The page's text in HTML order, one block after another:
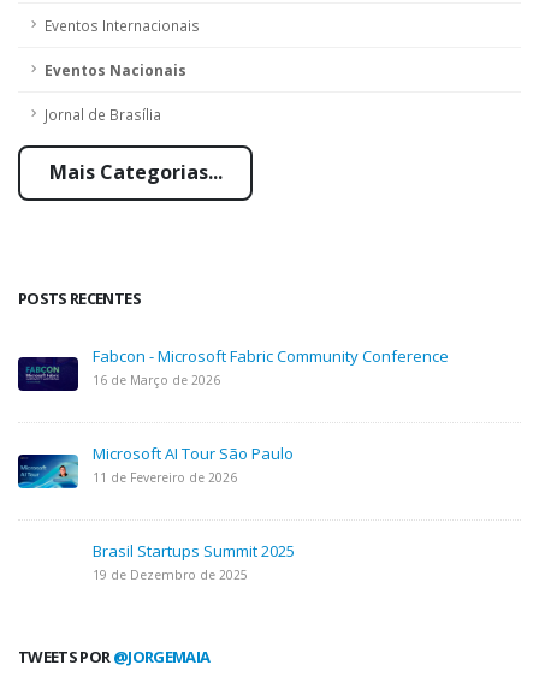
Eventos Internacionais
Eventos Nacionais
Jornal de Brasília
Mais Categorias...
POSTS RECENTES
Fabcon - Microsoft Fabric Community Conference
16 de Março de 2026
Microsoft AI Tour São Paulo
11 de Fevereiro de 2026
Brasil Startups Summit 2025
19 de Dezembro de 2025
TWEETS POR@JORGEMAIA